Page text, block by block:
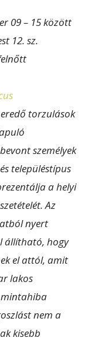
09 – 15 között
12. sz.
torzulások
személyek
településtípus
a helyi
Az
nyert
állítható, hogy
el attól, amit
lakos
mintahiba
nem a
kisebb